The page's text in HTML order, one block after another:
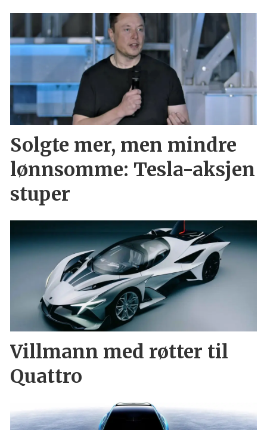
Solgte mer, men mindre
lønnsomme: Tesla-aksjen
stuper
Villmann med røtter til
Quattro